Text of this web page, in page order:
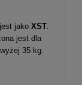
jako XST.
jest dla
35 kg.